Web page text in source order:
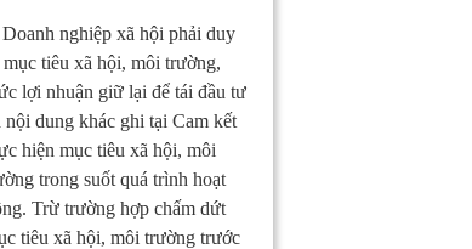
Doanh nghiệp xã hội phải duy
tiêu xã hội, môi trường,
lợi nhuận giữ lại để tái đầu tư
nội dung khác ghi tại Cam kết
hiện mục tiêu xã hội, môi
trong suốt quá trình hoạt
Trừ trường hợp chấm dứt
tiêu xã hội, môi trường trước